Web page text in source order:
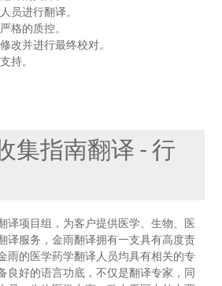
员进行翻译。
格的质控。
改并进行最终校对。
持。
集指南翻译 - 行
译项目组，为客户提供医学、生物、医
译服务，金雨翻译拥有一支具有高度责
雨的医学药学翻译人员均具有相关的专
良好的语言功底，不仅是翻译专家，同